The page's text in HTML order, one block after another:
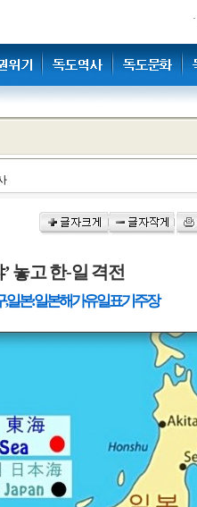
·
놓고 한-일 격전
일본 : 일본해가 유일표기 주장